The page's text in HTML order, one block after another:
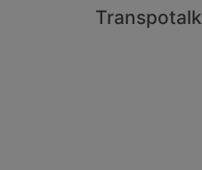
Transpotalk